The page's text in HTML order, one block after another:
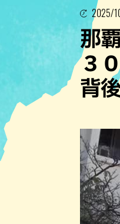
2025/
那
３
背